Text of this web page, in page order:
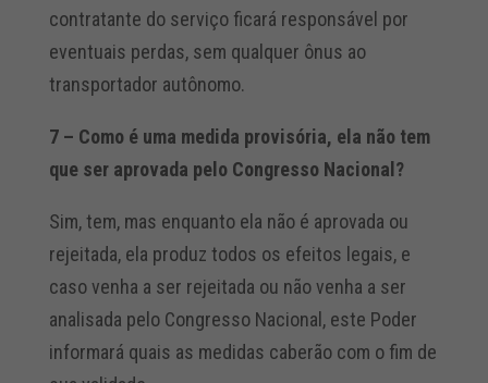
contratante do serviço ficará responsável por
eventuais perdas, sem qualquer ônus ao
transportador autônomo.
7 – Como é uma medida provisória, ela não tem
que ser aprovada pelo Congresso Nacional?
Sim, tem, mas enquanto ela não é aprovada ou
rejeitada, ela produz todos os efeitos legais, e
caso venha a ser rejeitada ou não venha a ser
analisada pelo Congresso Nacional, este Poder
informará quais as medidas caberão com o fim de